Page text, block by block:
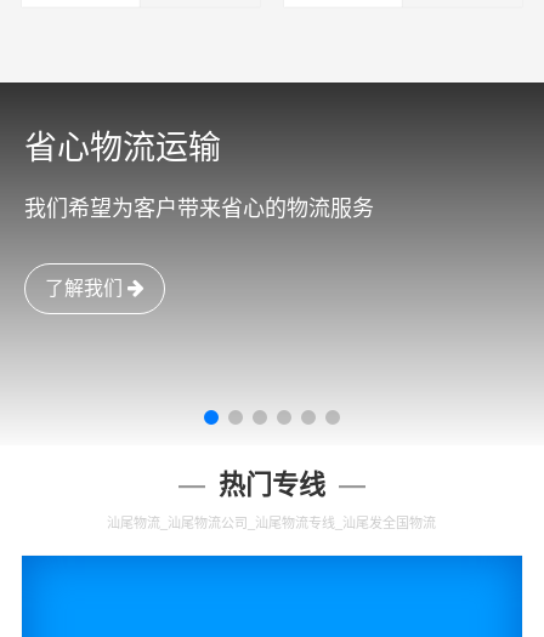
省心物流运输
我们希望为客户带来省心的物流服务
了解我们
热门专线
汕尾物流_汕尾物流公司_汕尾物流专线_汕尾发全国物流